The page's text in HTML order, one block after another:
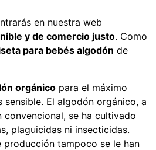
en nuestra web
y de comercio justo. Como
para bebés algodón de
orgánico para el máximo
El algodón orgánico, a
se ha cultivado
plaguicidas ni insecticidas.
producción tampoco se le han